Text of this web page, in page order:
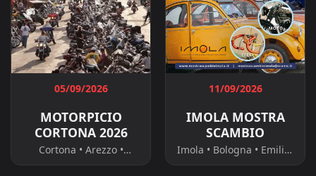
05/09/2026
MOTORPICIO
CORTONA 2026
Cortona • Arezzo •
Toscana
11/09/2026
IMOLA MOSTRA
SCAMBIO
Imola • Bologna • Emilia-
Romagna